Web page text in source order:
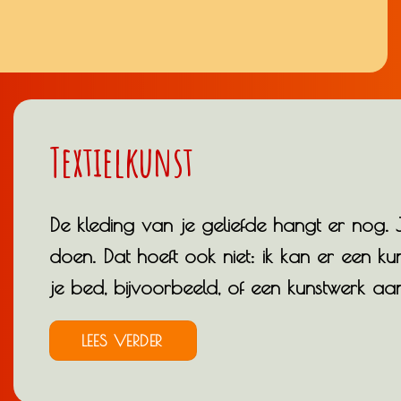
Textielkunst
De kleding van je geliefde hangt er
doen. Dat hoeft ook niet: ik kan er een
je bed, bijvoorbeeld, of een kunstwerk
LEES VERDER